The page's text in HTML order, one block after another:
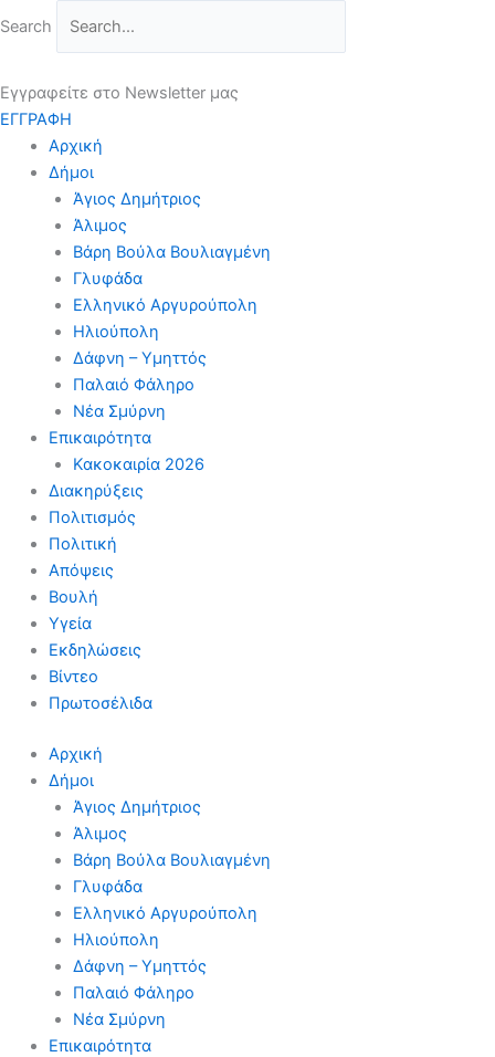
στο
Search
Εγγραφείτε στο Newsletter μας
ΕΓΓΡΑΦΗ
Αρχική
Δήμοι
Άγιος Δημήτριος
Άλιμος
Βάρη Βούλα Βουλιαγμένη
Γλυφάδα
Ελληνικό Αργυρούπολη
Ηλιούπολη
Δάφνη – Υμηττός
Παλαιό Φάληρο
Νέα Σμύρνη
Επικαιρότητα
Κακοκαιρία 2026
Διακηρύξεις
Πολιτισμός
Πολιτική
Απόψεις
Βουλή
Υγεία
Εκδηλώσεις
Βίντεο
Πρωτοσέλιδα
Αρχική
Δήμοι
Άγιος Δημήτριος
Άλιμος
Βάρη Βούλα Βουλιαγμένη
Γλυφάδα
Ελληνικό Αργυρούπολη
Ηλιούπολη
Δάφνη – Υμηττός
Παλαιό Φάληρο
Νέα Σμύρνη
Επικαιρότητα